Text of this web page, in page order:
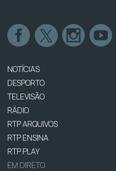
NOTÍCIAS
DESPORTO
TELEVISÃO
RÁDIO
RTP ARQUIVOS
RTP ENSINA
RTP PLAY
EM DIRETO